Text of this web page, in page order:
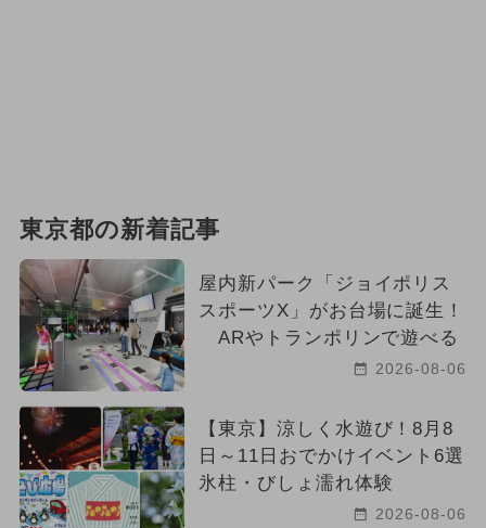
東京都の新着記事
屋内新パーク「ジョイポリス
スポーツX」がお台場に誕生！
ARやトランポリンで遊べる
2026-08-06
【東京】涼しく水遊び！8月8
日～11日おでかけイベント6選
氷柱・びしょ濡れ体験
2026-08-06